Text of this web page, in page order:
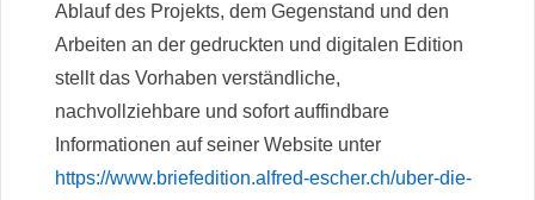
Ablauf des Projekts, dem Gegenstand und den
Arbeiten an der gedruckten und digitalen Edition
stellt das Vorhaben verständliche,
nachvollziehbare und sofort auffindbare
Informationen auf seiner Website unter
https://www.briefedition.alfred-escher.ch/uber-die-